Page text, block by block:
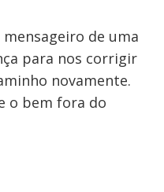
de uma
para nos corrigir
novamente.
o bem fora do